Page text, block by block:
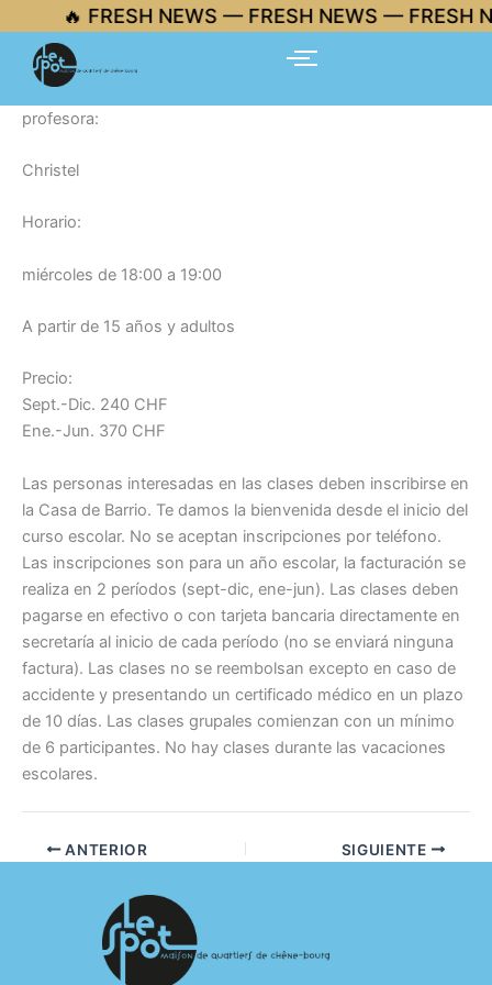
al
contenido
🔥 FRESH NEWS — FRESH NEWS — FRESH
profesora:
Christel
Horario:
miércoles de 18:00 a 19:00
A partir de 15 años y adultos
Precio:
Sept.-Dic. 240 CHF
Ene.-Jun. 370 CHF
Las personas interesadas en las clases deben inscribirse en
la Casa de Barrio. Te damos la bienvenida desde el inicio del
curso escolar. No se aceptan inscripciones por teléfono.
Las inscripciones son para un año escolar, la facturación se
realiza en 2 períodos (sept-dic, ene-jun). Las clases deben
pagarse en efectivo o con tarjeta bancaria directamente en
secretaría al inicio de cada período (no se enviará ninguna
factura). Las clases no se reembolsan excepto en caso de
accidente y presentando un certificado médico en un plazo
de 10 días. Las clases grupales comienzan con un mínimo
de 6 participantes. No hay clases durante las vacaciones
escolares.
ANTERIOR SIGUIENTE